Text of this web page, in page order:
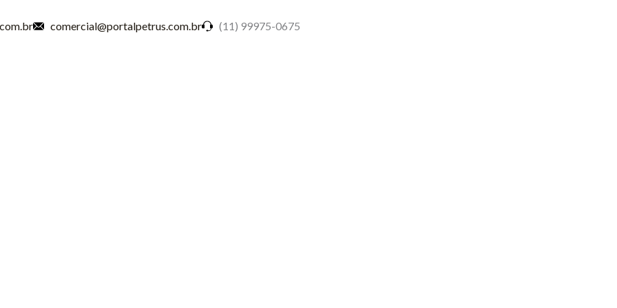
comercial@portalpetrus.com.br (11) 99975-0675